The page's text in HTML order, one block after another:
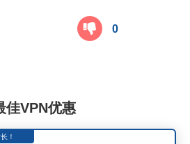
0
佳VPN优惠
！